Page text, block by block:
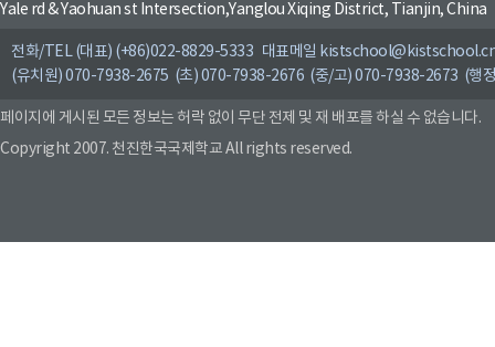
Yale rd & Yaohuan st Intersection,Yanglou Xiqing District, Tianjin, China
전화/TEL (대표) (+86)022-8829-5333 대표메일
(유치원) 070-7938-2675 (초) 070-7938-2676 (중/고) 070-7938-2673 (행
페이지에 게시된 모든 정보는 허락 없이 무단 전제 및 재 배포를 하실 수 없습니다.
Copyright 2007. 천진한국국제학교 All rights reserved.